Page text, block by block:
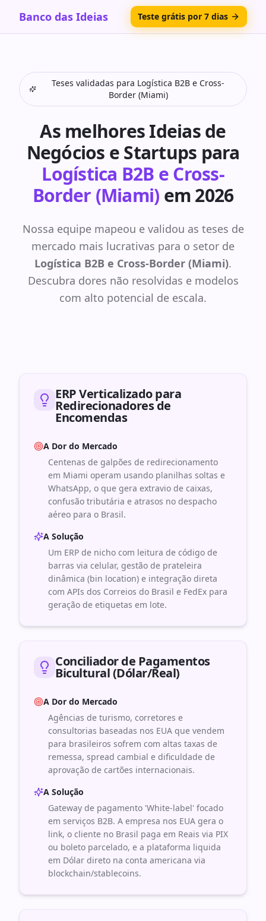
Banco das Ideias Teste grátis por 7 dias
Teses validadas para Logística B2B e Cross-
Border (Miami)
As melhores Ideias de
Negócios e Startups para
Logística B2B e Cross-
Border (Miami) em 2026
Nossa equipe mapeou e validou as teses de
mercado mais lucrativas para o setor de
Logística B2B e Cross-Border (Miami).
Descubra dores não resolvidas e modelos
com alto potencial de escala.
ERP Verticalizado para
Redirecionadores de
Encomendas
A Dor do Mercado
Centenas de galpões de redirecionamento
em Miami operam usando planilhas soltas e
WhatsApp, o que gera extravio de caixas,
confusão tributária e atrasos no despacho
aéreo para o Brasil.
A Solução
Um ERP de nicho com leitura de código de
barras via celular, gestão de prateleira
dinâmica (bin location) e integração direta
com APIs dos Correios do Brasil e FedEx para
geração de etiquetas em lote.
Conciliador de Pagamentos
Bicultural (Dólar/Real)
A Dor do Mercado
Agências de turismo, corretores e
consultorias baseadas nos EUA que vendem
para brasileiros sofrem com altas taxas de
remessa, spread cambial e dificuldade de
aprovação de cartões internacionais.
A Solução
Gateway de pagamento 'White-label' focado
em serviços B2B. A empresa nos EUA gera o
link, o cliente no Brasil paga em Reais via PIX
ou boleto parcelado, e a plataforma liquida
em Dólar direto na conta americana via
blockchain/stablecoins.